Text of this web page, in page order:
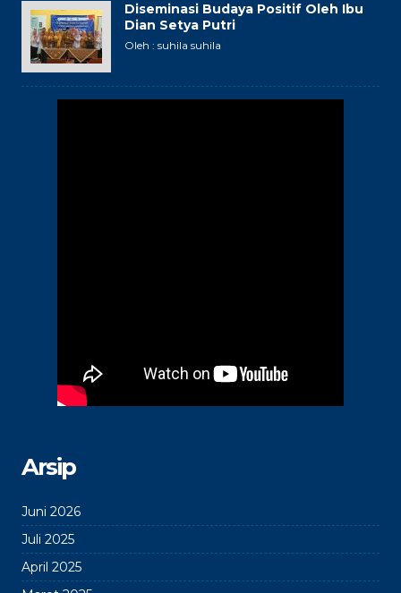
Diseminasi Budaya Positif Oleh Ibu
Dian Setya Putri
Oleh : suhila suhila
Arsip
Juni 2026
Juli 2025
April 2025